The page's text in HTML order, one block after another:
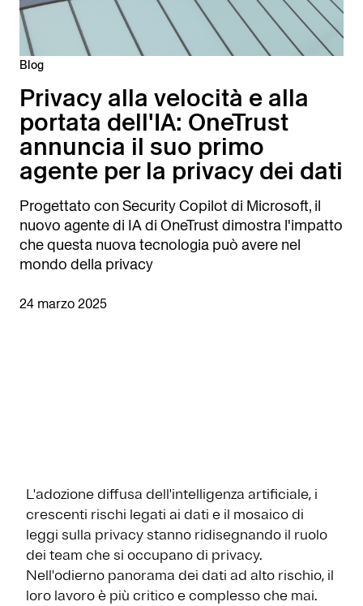
Blog
Privacy alla velocità e alla
portata dell'IA: OneTrust
annuncia il suo primo
agente per la privacy dei dati
Progettato con Security Copilot di Microsoft, il
nuovo agente di IA di OneTrust dimostra l'impatto
che questa nuova tecnologia può avere nel
mondo della privacy
24 marzo 2025
L'adozione diffusa dell'intelligenza artificiale, i
crescenti rischi legati ai dati e il mosaico di
leggi sulla privacy stanno ridisegnando il ruolo
dei team che si occupano di privacy.
Nell'odierno panorama dei dati ad alto rischio, il
loro lavoro è più critico e complesso che mai.